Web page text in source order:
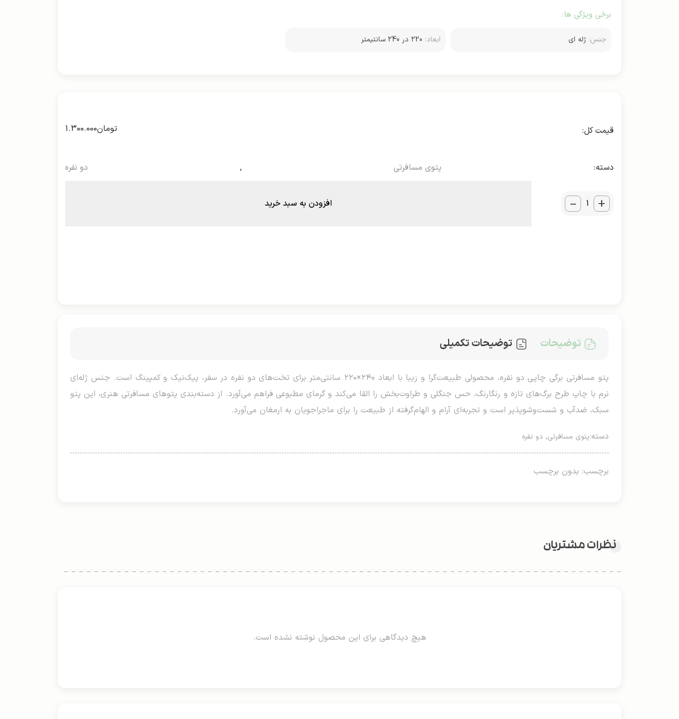
برخی ویژگی ها:
جنس: ژله ای ابعاد: 220 در 240 سانتیمتر
تومان1.300.000
دسته: پتوی مسافرتی , دو نفره
_ + افزودن به سبد خرید
توضیحات توضیحات تکمیلی
پتو مسافرتی برگی چاپی دو نفره، محصولی طبیعت‌گرا و زیبا با ابعاد ۲۴۰×۲۲۰ سانتی‌متر برای تخت‌های دو نفره در سفر، پیک‌نیک و کمپینگ است. جنس ژله‌ای
نرم با چاپ طرح برگ‌های تازه و رنگارنگ، حس جنگلی و طراوت‌بخش را القا می‌کند و گرمای مطبوعی فراهم می‌آورد. از دسته‌بندی پتوهای مسافرتی هنری، این پتو
سبک، ضدآب و شست‌وشوپذیر است و تجربه‌ای آرام و الهام‌گرفته از طبیعت را برای ماجراجویان به ارمغان می‌آورد.
دسته:پتوی مسافرتی, دو نفره
برچسب: بدون برچسب
نظرات مشتریان
هیچ دیدگاهی برای این محصول نوشته نشده است.